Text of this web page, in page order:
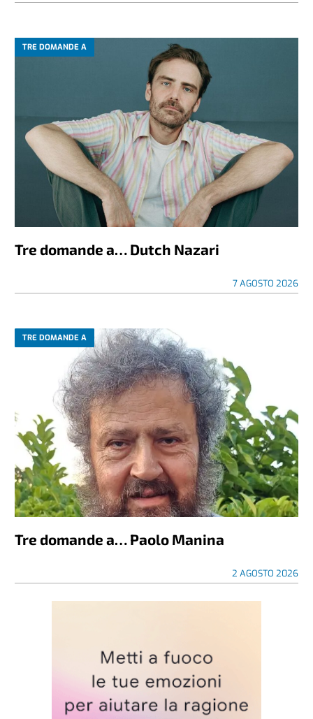
TRE DOMANDE A
Tre domande a… Dutch Nazari
7 AGOSTO 2026
TRE DOMANDE A
Tre domande a… Paolo Manina
2 AGOSTO 2026